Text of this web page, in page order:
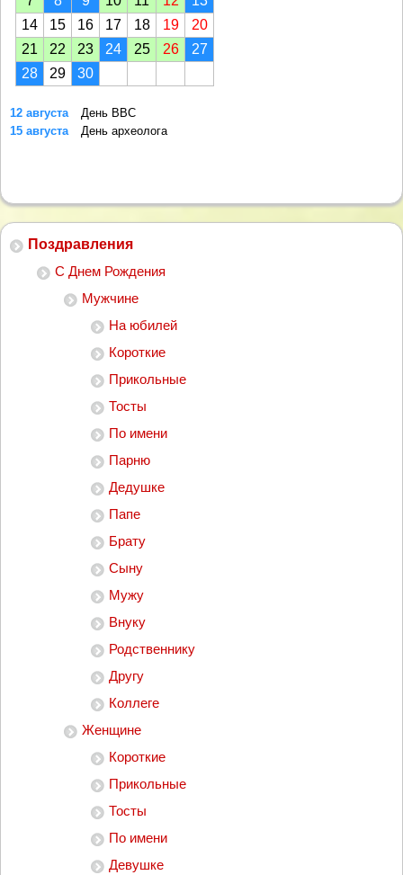
Поздравления
С Днем Рождения
Мужчине
На юбилей
Короткие
Прикольные
Тосты
По имени
Парню
Дедушке
Папе
Брату
Сыну
Мужу
Внуку
Родственнику
Другу
Коллеге
Женщине
Короткие
Прикольные
Тосты
По имени
Девушке
14
15 16 17 18 19
20
21
22 23 24 25 26
27
28
29 30
12 августа
День ВВС
15 августа
День археолога